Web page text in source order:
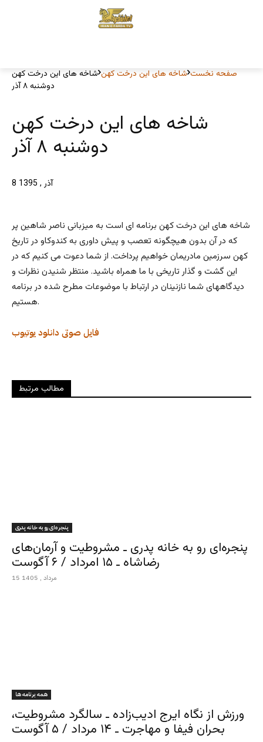
صفحه نخست شاخه های این درخت کهن شاخه های این درخت کهن
دوشنبه ۸ آذر
شاخه های این درخت کهن
دوشنبه ۸ آذر
8 آذر , 1395
شاخه های این درخت کهن برنامه ای است به میزبانی ناصر شاهین پر
که در آن بدون هیچگونه تعصب و پیش داوری به کندوکاو در تاریخ
کهن سرزمین مادریمان خواهیم پرداخت. از شما دعوت می کنیم که در
این گشت و گذار تاریخی با ما همراه باشید. منتظر شنیدن نظرات و
دیدگاههای شما نازنینان در ارتباط با موضوعات مطرح شده در برنامه
هستیم.
یوتیوب دانلود فایل صوتی
مطالب مرتبط
پنجره‌ای رو به خانه پدری
پنجره‌ای رو به خانه پدری ـ مشروطیت و آرمان‌های
رضاشاه ـ ۱۵ امرداد / ۶ آگوست
15 مرداد , 1405
همه برنامه ها
ورزش از نگاه ایرج ادیب‌زاده ـ سالگرد مشروطیت،
بحران فیفا و مهاجرت ـ ۱۴ مرداد / ۵ آگوست